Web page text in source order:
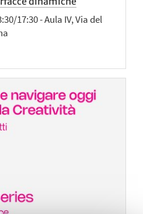
17:30 - Aula IV, Via del